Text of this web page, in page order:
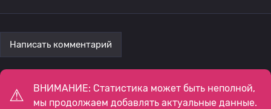
Написать комментарий
ВНИМАНИЕ: Статистика может быть неполной,
мы продолжаем добавлять актуальные данные.